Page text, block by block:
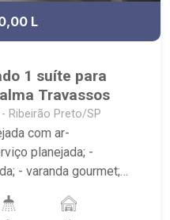
L
1 suíte para
Travassos
Ribeirão Preto/SP
com ar-
planejada; -
- varanda gourmet; -
Padaria Villa Sucreê,